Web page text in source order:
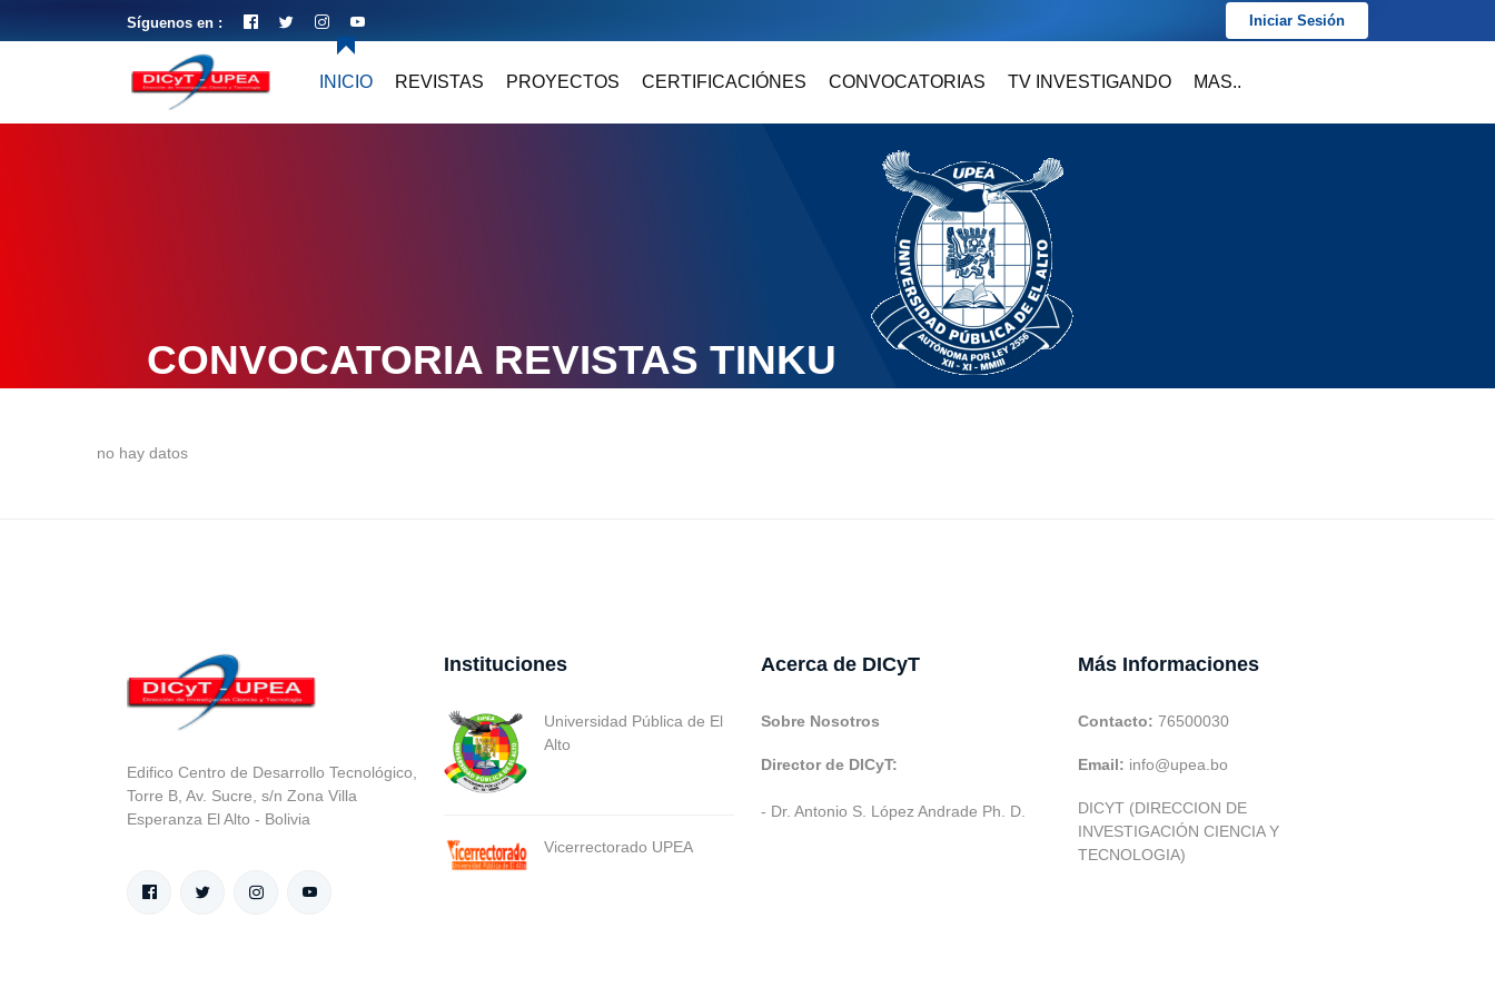
Síguenos en : Iniciar Sesión
INICIO REVISTAS PROYECTOS CERTIFICACIÓNES CONVOCATORIAS TV INVESTIGANDO MAS..
CONVOCATORIA REVISTAS TINKU
no hay datos
Edifico Centro de Desarrollo Tecnológico,
Torre B, Av. Sucre, s/n Zona Villa
Esperanza El Alto - Bolivia
Instituciones
Universidad Pública de El
Alto
Vicerrectorado UPEA
Acerca de DICyT
Sobre Nosotros
Director de DICyT:
- Dr. Antonio S. López Andrade Ph. D.
Más Informaciones
Contacto: 76500030
Email: info@upea.bo
DICYT (DIRECCION DE
INVESTIGACIÓN CIENCIA Y
TECNOLOGIA)